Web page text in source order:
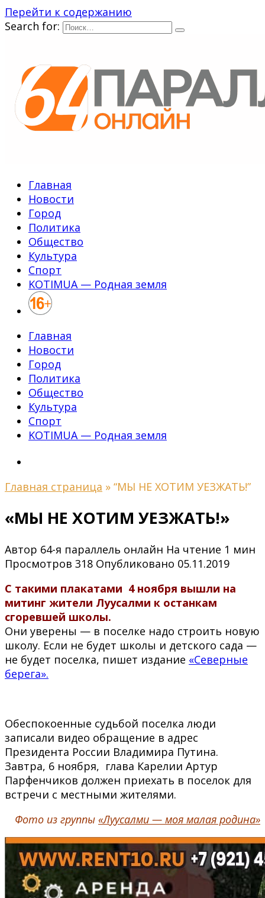
Перейти к содержанию
Search for:
Главная
Новости
Город
Политика
Общество
Культура
Спорт
KOTIMUA — Родная земля
Главная
Новости
Город
Политика
Общество
Культура
Спорт
KOTIMUA — Родная земля
Главная страница » “МЫ НЕ ХОТИМ УЕЗЖАТЬ!”
«МЫ НЕ ХОТИМ УЕЗЖАТЬ!»
Автор 64-я параллель онлайн На чтение 1 мин
Просмотров 318 Опубликовано 05.11.2019
С такими плакатами 4 ноября вышли на
митинг жители Луусалми к останкам
сгоревшей школы.
Они уверены — в поселке надо строить новую
школу. Если не будет школы и детского сада —
не будет поселка, пишет издание «Северные
берега».
Обеспокоенные судьбой поселка люди
записали видео обращение в адрес
Президента России Владимира Путина.
Завтра, 6 ноября, глава Карелии Артур
Парфенчиков должен приехать в поселок для
встречи с местными жителями.
Фото из группы «Луусалми — моя малая родина»